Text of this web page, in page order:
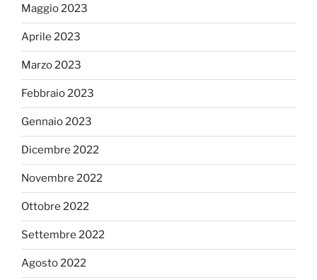
Maggio 2023
Aprile 2023
Marzo 2023
Febbraio 2023
Gennaio 2023
Dicembre 2022
Novembre 2022
Ottobre 2022
Settembre 2022
Agosto 2022